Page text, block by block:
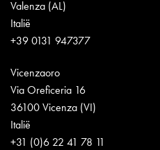
Valenza (AL)
Italië
+39 0131 947377
Vicenzaoro
Via Oreficeria 16
36100 Vicenza (VI)
Italië
+31 (0)6 22 41 78 11